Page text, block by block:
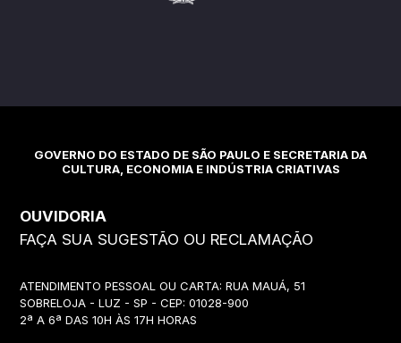
GOVERNO DO ESTADO DE SÃO PAULO E SECRETARIA DA
CULTURA, ECONOMIA E INDÚSTRIA CRIATIVAS
OUVIDORIA
FAÇA SUA SUGESTÃO OU RECLAMAÇÃO
ATENDIMENTO PESSOAL OU CARTA: RUA MAUÁ, 51
SOBRELOJA - LUZ - SP - CEP: 01028-900
2ª A 6ª DAS 10H ÀS 17H HORAS